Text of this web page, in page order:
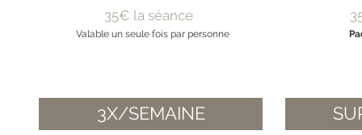
35€ la séance
Valable un seule fois par personne
3X/SEMAINE